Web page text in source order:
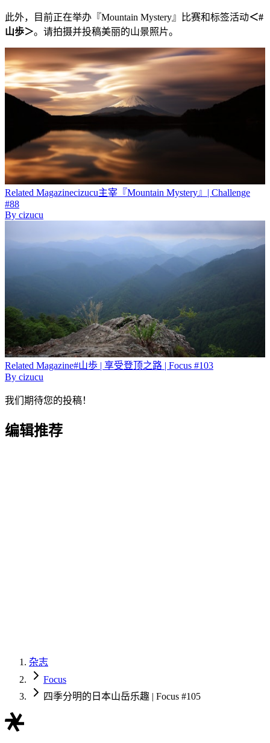
此外，目前正在举办『Mountain Mystery』比赛和标签活动＜#
山歩＞。请拍摄并投稿美丽的山景照片。
Related Magazinecizucu主宰『Mountain Mystery』| Challenge
#88
By cizucu
Related Magazine#山歩 | 享受登顶之路 | Focus #103
By cizucu
我们期待您的投稿！
编辑推荐
杂志
Focus
四季分明的日本山岳乐趣 | Focus #105